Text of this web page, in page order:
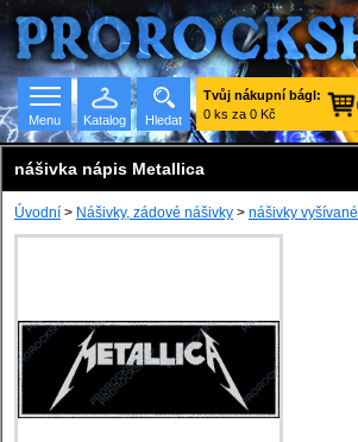
Hledat
Menu
Tvůj nákupní bágl:
0 ks za 0 Kč
nášivka nápis Metallica
Úvodní > Nášivky, zádové nášivky > nášivky vyšívané
Katalog